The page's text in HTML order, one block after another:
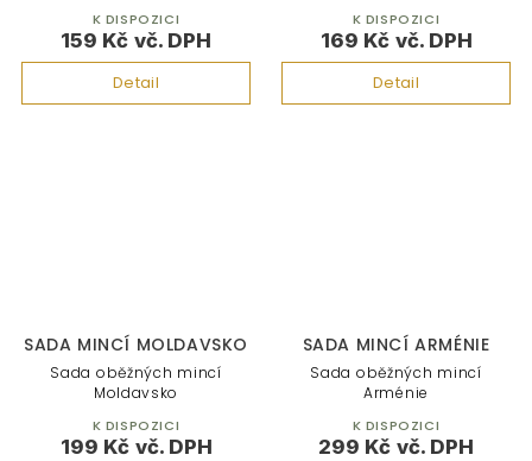
159 Kč
Detail
K DISPOZICI
169 Kč
Detail
K DISPOZICI
SADA MINCÍ MOLDAVSKO
199 Kč
Sada oběžných mincí
Moldavsko
K DISPOZICI
SADA MINCÍ ARMÉNIE
299 Kč
Sada oběžných mincí
Arménie
K DISPOZICI